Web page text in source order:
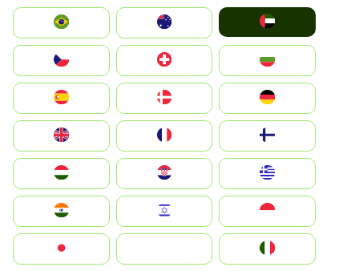
الإمارات العربية المتحدة
Switzerland
Deutschland
United Kingdom
Magyarország
Indonesia